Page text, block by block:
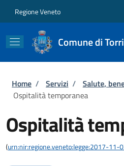
Regione Veneto
Comune di
Briciole di pane
Home / Servizi / Salute,
Ospitalità temporanea
Ospitalità
(urn:nir:regione.veneto:legge:2017-11-